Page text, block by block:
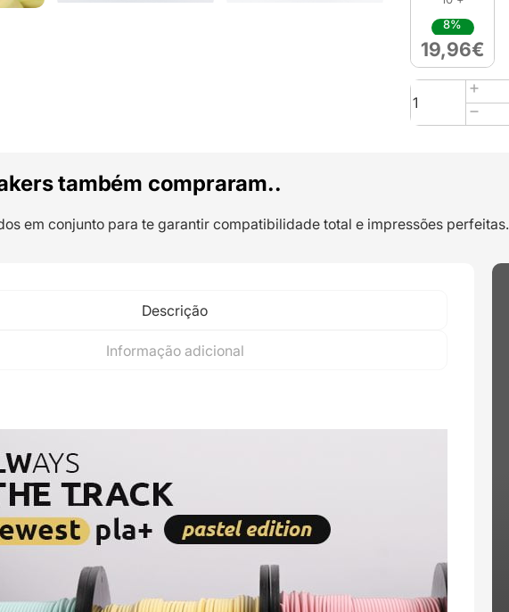
8%
19,96€
Quantidade
de
PLA+
Yellow
também compraram..
em conjunto para te garantir compatibilidade total e impressões perfeitas.
Descrição
Informação adicional